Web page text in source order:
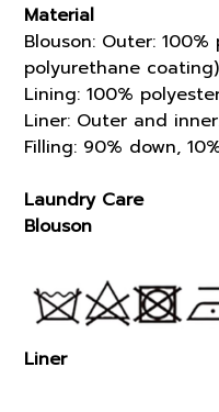
Material
Blouson: Outer:
polyurethane coating)
Lining: 100%
Liner: Outer and
Filling: 90% down,
Laundry Care
Blouson
Liner